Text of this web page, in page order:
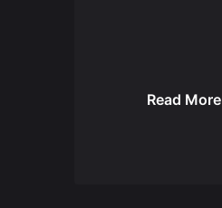
Read More